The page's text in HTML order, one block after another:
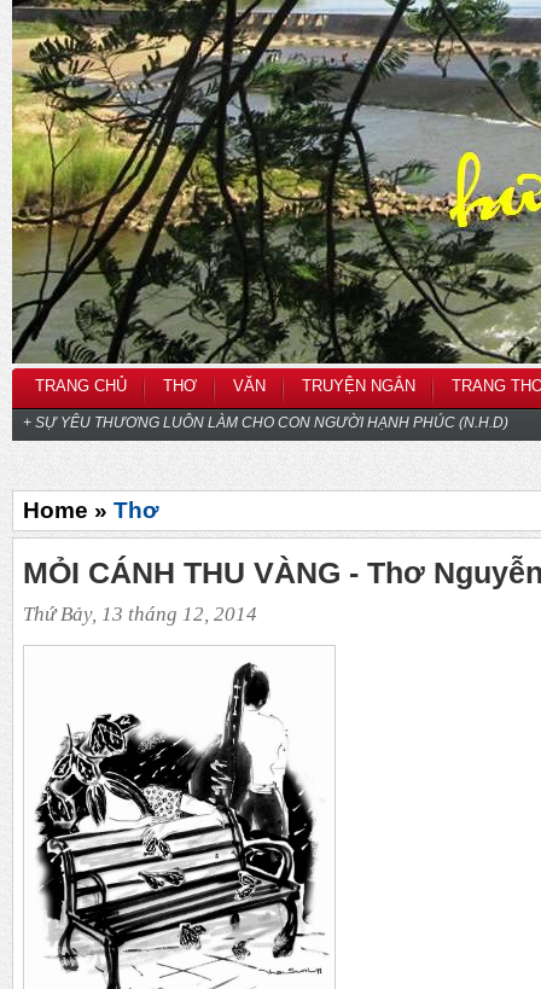
TRANG CHỦ THƠ VĂN TRUYỆN NGẮN TRANG
+ SỰ YÊU THƯƠNG LUÔN LÀM CHO CON NGƯỜI HẠNH PHÚC (N.H.D)
Home » Thơ
MỎI CÁNH THU VÀNG - Thơ
Thứ Bảy, 13 tháng 12, 2014